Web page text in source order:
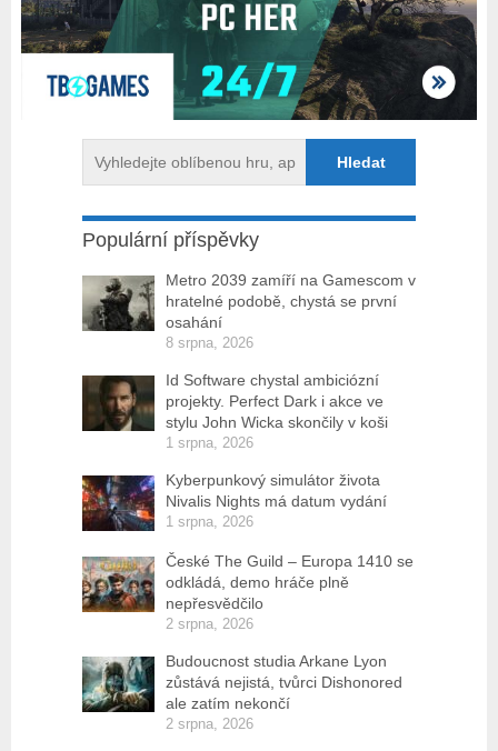
Populární příspěvky
Metro 2039 zamíří na Gamescom v
hratelné podobě, chystá se první
osahání
8 srpna, 2026
Id Software chystal ambiciózní
projekty. Perfect Dark i akce ve
stylu John Wicka skončily v koši
1 srpna, 2026
Kyberpunkový simulátor života
Nivalis Nights má datum vydání
1 srpna, 2026
České The Guild – Europa 1410 se
odkládá, demo hráče plně
nepřesvědčilo
2 srpna, 2026
Budoucnost studia Arkane Lyon
zůstává nejistá, tvůrci Dishonored
ale zatím nekončí
2 srpna, 2026